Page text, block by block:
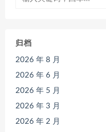
归档
2026 年 8 月
2026 年 6 月
2026 年 5 月
2026 年 3 月
2026 年 2 月